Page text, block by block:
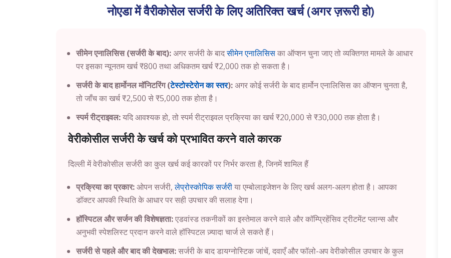
नोएडा में वैरीकोसेल सर्जरी के लिए अतिरिक्त खर्च (अगर ज़रूरी हो)
सीमेन एनालिसिस (सर्जरी के बाद):अगर सर्जरी के बादसीमेन एनालिसिसका ऑप्शन चुना जाए तो व्यक्तिगत मामले के आधार
पर इसका न्यूनतम खर्च ₹800 तथा अधिकतम खर्च ₹2,000 तक हो सकता है।
सर्जरी के बाद हार्मोनल मॉनिटरिंग (टेस्टोस्टेरोन का स्तर):अगर कोई सर्जरी के बाद हार्मोन एनालिसिस का ऑप्शन चुनता है,
तो जाँच का खर्च ₹2,500 से ₹5,000 तक होता है।
स्पर्म रीट्राइवल:यदि आवश्यक हो, तो स्पर्म रीट्राइवल प्रक्रिया का खर्च ₹20,000 से ₹30,000 तक होता है।
वेरीकोसील सर्जरी के खर्च को प्रभावित करने वाले कारक
दिल्ली में वेरीकोसील सर्जरी का कुल खर्च कई कारकों पर निर्भर करता है, जिनमें शामिल हैं
प्रक्रिया का प्रकार:ओपन सर्जरी,लेप्रोस्कोपिक सर्जरीया एम्बोलाइजेशन के लिए खर्च अलग-अलग होता है। आपका
डॉक्टर आपकी स्थिति के आधार पर सही उपचार की सलाह देगा।
हॉस्पिटल और सर्जन की विशेषज्ञता:एडवांस्ड तकनीकों का इस्तेमाल करने वाले और कॉम्प्रिहेंसिव ट्रीटमेंट प्लान्स और
अनुभवी स्पेशलिस्ट प्रदान करने वाले हॉस्पिटल ज़्यादा चार्ज ले सकते हैं।
सर्जरी से पहले और बाद की देखभाल:सर्जरी के बाद डायग्नोस्टिक जांचें, दवाएँ और फॉलो-अप वेरीकोसील उपचार के कुल